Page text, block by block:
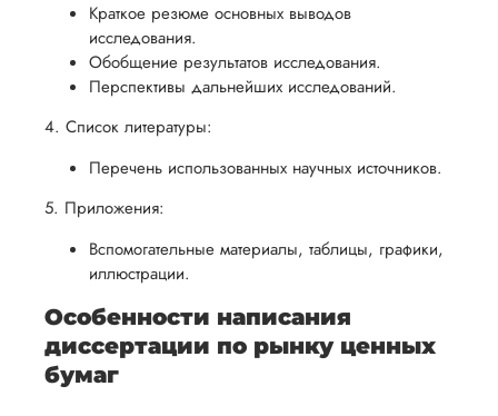
Краткое резюме основных выводов
исследования.
Обобщение результатов исследования.
Перспективы дальнейших исследований.
4. Список литературы:
Перечень использованных научных источников.
5. Приложения:
Вспомогательные материалы, таблицы, графики,
иллюстрации.
Особенности написания
диссертации по рынку ценных
бумаг